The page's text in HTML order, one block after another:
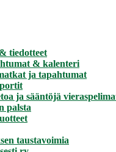
tiedotteet
& kalenteri
ja tapahtumat
ja sääntöjä
palsta
taustavoimia